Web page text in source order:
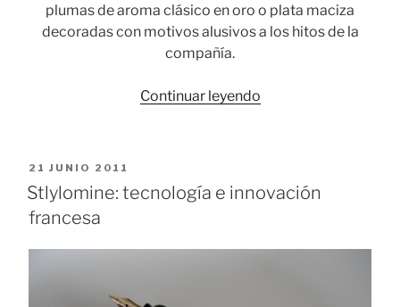
plumas de aroma clásico en oro o plata maciza
decoradas con motivos alusivos a los hitos de la
compañía.
Continuar leyendo«Sheaffer:
éxito
PUBLICADO
EL
21 JUNIO 2011
Stlylomine: tecnología e innovación
francesa